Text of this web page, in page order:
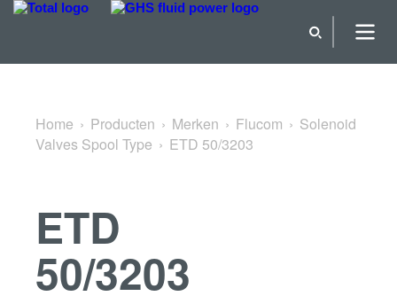
Terug naar Solenoid Valves Spool Type
Home Producten Merken Flucom
Solenoid
Valves Spool Type
ETD 50/3203
ETD
50/3203